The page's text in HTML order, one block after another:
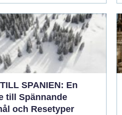
SPANIEN: En
till Spännande
och Resetyper